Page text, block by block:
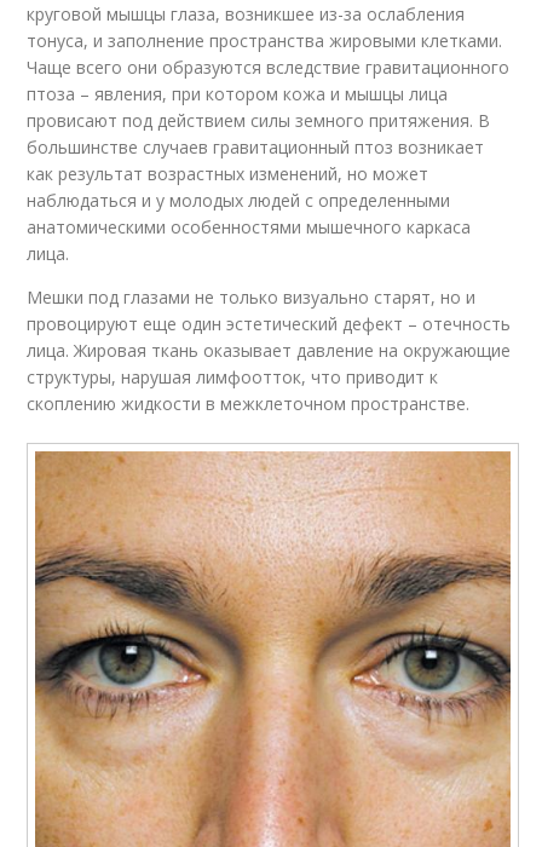
круговой мышцы глаза, возникшее из-за ослабления
тонуса, и заполнение пространства жировыми клетками.
Чаще всего они образуются вследствие гравитационного
птоза – явления, при котором кожа и мышцы лица
провисают под действием силы земного притяжения. В
большинстве случаев гравитационный птоз возникает
как результат возрастных изменений, но может
наблюдаться и у молодых людей с определенными
анатомическими особенностями мышечного каркаса
лица.
Мешки под глазами не только визуально старят, но и
провоцируют еще один эстетический дефект – отечность
лица. Жировая ткань оказывает давление на окружающие
структуры, нарушая лимфоотток, что приводит к
скоплению жидкости в межклеточном пространстве.